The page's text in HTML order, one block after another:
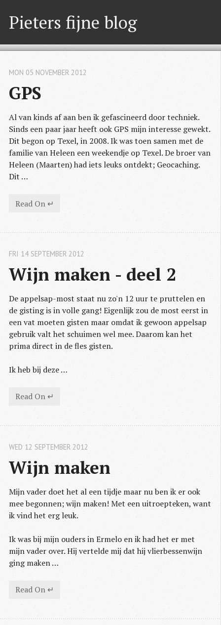
Pieters fijne blog
GPS
MON 05 NOVEMBER 2012
Al van kinds af aan ben ik gefascineerd door techniek.
Sinds een paar jaar heeft ook GPS mijn interesse gewekt.
Dit begon op Texel, in 2008. Ik was toen samen met de
familie van Heleen een weekendje op Texel. De broer van
Heleen (Maarten) had iets leuks ontdekt; Geocaching.
Dit …
Read On ↵
Wijn maken - deel 2
FRI 14 SEPTEMBER 2012
De appelsap-most staat nu zo'n 12 uur te pruttelen en
de gisting is in volle gang! Eigenlijk zou de most eerst in
een vat moeten gisten maar omdat ik gewoon appelsap
gebruik valt het schuimen wel mee. Daarom kan het
prima direct in de fles gisten.
Ik heb bij deze …
Read On ↵
Wijn maken
WED 12 SEPTEMBER 2012
Mijn vader doet het al een tijdje maar nu ben ik er ook
mee begonnen; wijn maken! Met een uitroepteken, want
ik vind het erg leuk.
Ik was bij mijn ouders in Ermelo en ik had het er met
mijn vader over. Hij vertelde mij dat hij vlierbessenwijn
ging maken …
Read On ↵